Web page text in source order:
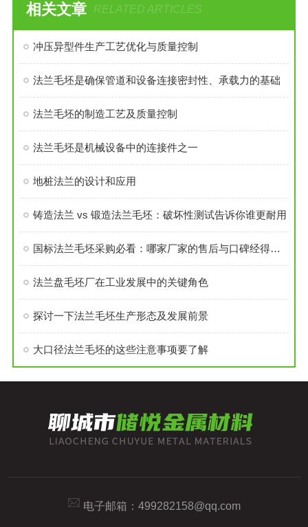
相关文章 RELATED ARTICLES
冲压异型件生产工艺优化与质量控制
法兰毛坯是确保管道和设备连接密封性、承载力的基础
法兰毛坯的制造工艺及质量控制
法兰毛坯是机械设备中的连接件之一
地桩法兰的设计和应用
铸造法兰 vs 锻造法兰毛坯：破坏性测试告诉你谁更耐用
国标法兰毛坯采购必看：哪家厂家的售后与口碑经得起考验？
法兰盘毛坯厂在工业发展中的关键角色
探讨一下法兰毛坯生产形态及发展前景
大口径法兰毛坯的这些注意事项要了解
电子邮箱： 499282158@qq.com